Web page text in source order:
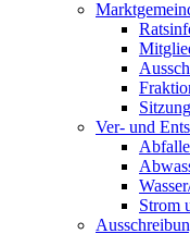
Ver- und
Strom